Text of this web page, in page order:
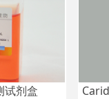
试剂盒